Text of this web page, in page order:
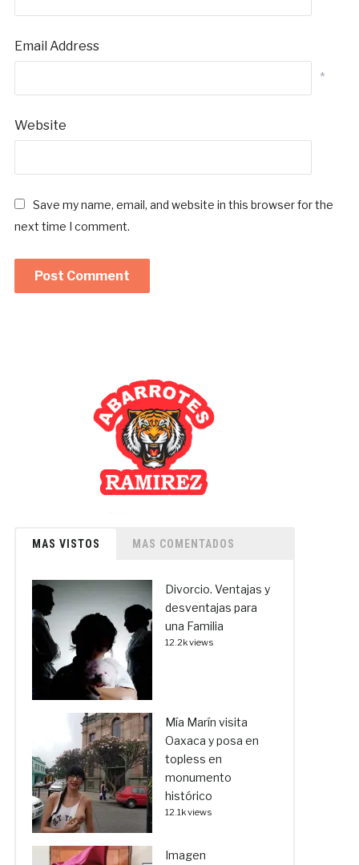
Email Address
*
Website
Save my name, email, and website in this browser for the
next time I comment.
MAS VISTOS MAS COMENTADOS
Divorcio. Ventajas y
desventajas para
una Familia
12.2k views
Mía Marín visita
Oaxaca y posa en
topless en
monumento
histórico
12.1k views
Imagen